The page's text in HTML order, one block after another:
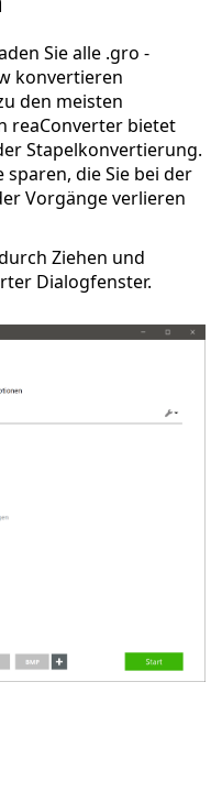
Sie alle .gro -
konvertieren
den meisten
reaConverter bietet
Stapelkonvertierung.
sparen, die Sie bei der
Vorgänge verlieren
Ziehen und
Dialogfenster.